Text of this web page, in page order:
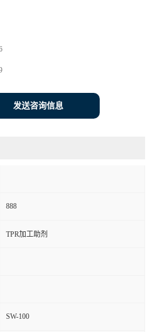
发送咨询信息
888
TPR加工助剂
SW-100